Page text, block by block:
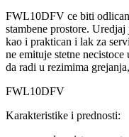
FWL10DFV ce biti
stambene prostore.
kao i praktican i lak za
ne emituje stetne
da radi u rezimima
FWL10DFV
Karakteristike i prednosti: